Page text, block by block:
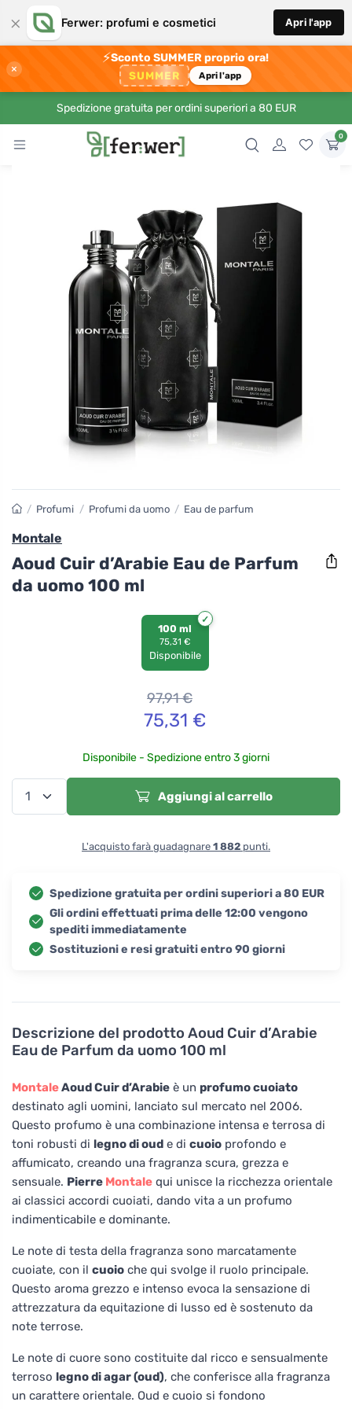
× Ferwer: profumi e cosmetici Apri l'app
×
⚡Sconto SUMMER proprio ora!
SUMMER Apri l'app
Spedizione gratuita per ordini superiori a 80 EUR
0
Descrizione del prodotto Aoud Cuir d’Arabie
Eau de Parfum da uomo 100 ml
MontaleAoud Cuir d’Arabie è un profumo cuoiato
destinato agli uomini, lanciato sul mercato nel 2006.
Questo profumo è una combinazione intensa e terrosa di
toni robusti di legno di oud e di cuoio profondo e
affumicato, creando una fragranza scura, grezza e
sensuale. Pierre Montale qui unisce la ricchezza orientale
ai classici accordi cuoiati, dando vita a un profumo
indimenticabile e dominante.
Le note di testa della fragranza sono marcatamente
cuoiate, con il cuoio che qui svolge il ruolo principale.
Questo aroma grezzo e intenso evoca la sensazione di
attrezzatura da equitazione di lusso ed è sostenuto da
note terrose.
Le note di cuore sono costituite dal ricco e sensualmente
terroso legno di agar (oud), che conferisce alla fragranza
un carattere orientale. Oud e cuoio si fondono
/ Profumi / Profumi da uomo / Eau de parfum
Montale
Aoud Cuir d’Arabie Eau de Parfum
da uomo 100 ml
100 ml
75,31 €
Disponibile
97,91€
75,31 €
Disponibile - Spedizione entro 3 giorni
Aggiungi al carrello
L'acquisto farà guadagnare 1 882 punti.
Spedizione gratuita per ordini superiori a 80 EUR
Gli ordini effettuati prima delle 12:00 vengono
spediti immediatamente
Sostituzioni e resi gratuiti entro 90 giorni